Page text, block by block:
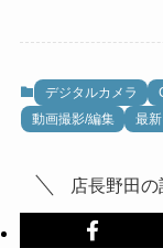
デジタルカメラ
動画撮影/編集
最
店長野田